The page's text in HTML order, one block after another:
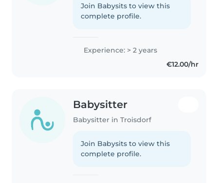
Join Babysits to view this
complete profile.
Experience: > 2 years
€12.00/hr
Babysitter
Babysitter in Troisdorf
Join Babysits to view this
complete profile.